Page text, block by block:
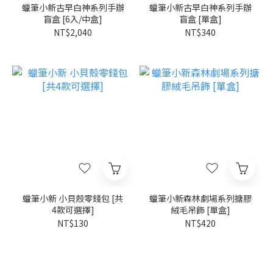
蠟筆小新古早白神系列手辦
盲盒 [6入/中盒]
NT$2,040
蠟筆小新古早白神系列手辦
盲盒 [單盒]
NT$340
蠟筆小新 小貝殼零錢包 [共
4款可選擇]
NT$130
蠟筆小新森林劇場系列搪膠
絨毛吊飾 [單盒]
NT$420